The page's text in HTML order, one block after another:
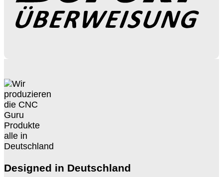
Designed in Deutschland